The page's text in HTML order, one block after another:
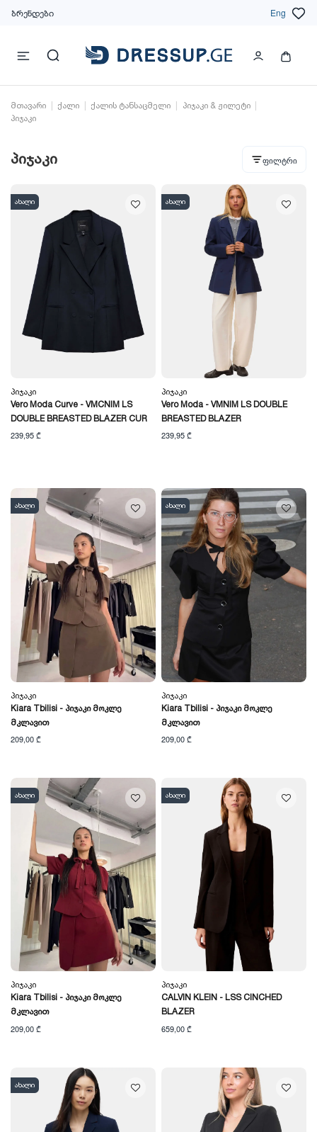
ბრენდები Eng
მთავარი ქალი ქალის ტანსაცმელი
პიჯაკი & ჟილეტი
პიჯაკი
პიჯაკი ფილტრი
ახალი
Პიჯაკი
Vero Moda Curve - VMCNIM LS
DOUBLE BREASTED BLAZER CUR
239,95 ₾
ახალი
Პიჯაკი
Vero Moda - VMNIM LS DOUBLE
BREASTED BLAZER
239,95 ₾
ახალი
Პიჯაკი
Kiara Tbilisi - Პიჯაკი Მოკლე
Მკლავით
209,00 ₾
ახალი
Პიჯაკი
Kiara Tbilisi - Პიჯაკი Მოკლე
Მკლავით
209,00 ₾
ახალი
Პიჯაკი
Kiara Tbilisi - Პიჯაკი Მოკლე
Მკლავით
209,00 ₾
ახალი
Პიჯაკი
CALVIN KLEIN - LSS CINCHED
BLAZER
659,00 ₾
ახალი